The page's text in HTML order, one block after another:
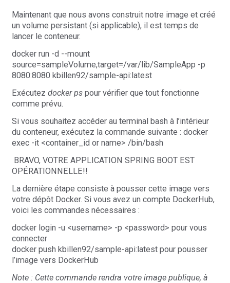
Maintenant que nous avons construit notre image et créé
un volume persistant (si applicable), il est temps de
lancer le conteneur.
docker run -d --mount
source=sampleVolume,target=/var/lib/SampleApp -p
8080:8080 kbillen92/sample-api:latest
Exécutez docker pspour vérifier que tout fonctionne
comme prévu.
Si vous souhaitez accéder au terminal bash à l’intérieur
du conteneur, exécutez la commande suivante : docker
exec -it <container_id or name> /bin/bash
​ ​BRAVO, VOTRE APPLICATION SPRING BOOT EST
OPÉRATIONNELLE!!
La dernière étape consiste à pousser cette image vers
votre dépôt Docker. Si vous avez un compte DockerHub,
voici les commandes nécessaires :
docker login -u <username> -p <password> pour vous
connecter
docker push kbillen92/sample-api:latest pour pousser
l’image vers DockerHub
Note : Cette commande rendra votre image publique, à